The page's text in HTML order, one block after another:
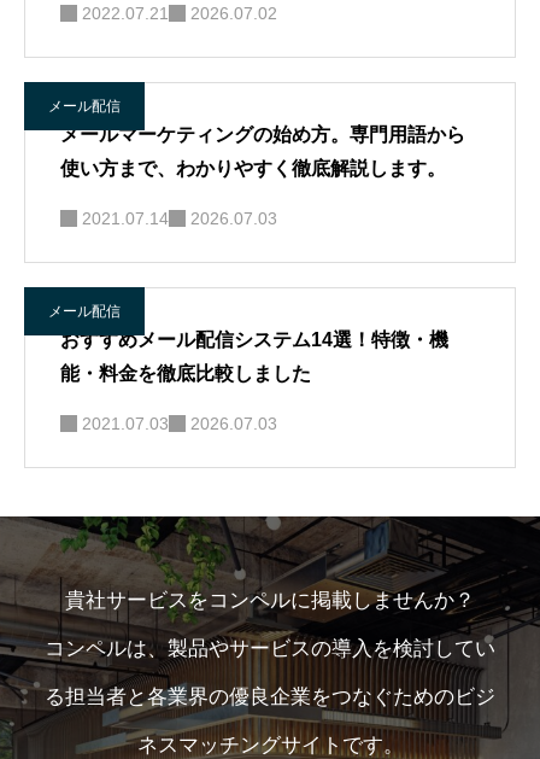
2022.07.21 2026.07.02
メール配信
メールマーケティングの始め方。専門用語から
使い方まで、わかりやすく徹底解説します。
2021.07.14 2026.07.03
メール配信
おすすめメール配信システム14選！特徴・機
能・料金を徹底比較しました
2021.07.03 2026.07.03
貴社サービスをコンペルに掲載しませんか？
コンペルは、製品やサービスの導入を検討してい
る担当者と各業界の優良企業をつなぐためのビジ
ネスマッチングサイトです。